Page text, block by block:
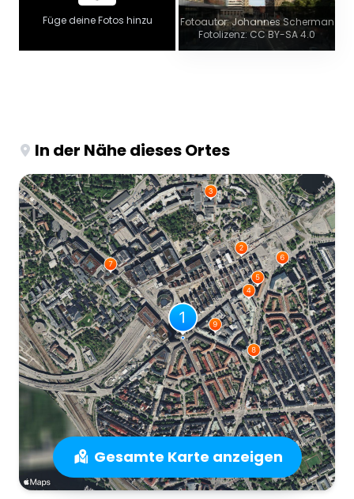
Füge deine Fotos hinzu
Fotoautor: Johannes Scherman
Fotolizenz: CC BY-SA 4.0
In der Nähe dieses Ortes
Gesamte Karte anzeigen